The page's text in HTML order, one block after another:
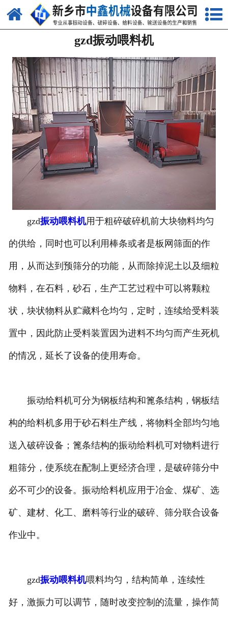
网站首页
产品中心
新闻中心
生产现场
视频中心
资质荣誉
gzd振动喂料机
gzd振动喂料机用于粗碎破碎机前大块物料均匀
的供给，同时也可以利用棒条或者是板网筛面的作
用，从而达到预筛分的功能，从而除掉泥土以及细粒
物料，在石料，砂石，生产工艺过程中可以将颗粒
状，块状物料从贮藏料仓均匀，定时，连续给受料装
置中，因此防止受料装置因为进料不均匀而产生死机
的情况，延长了设备的使用寿命。
振动给料机可分为钢板结构和篦条结构，钢板结
构的给料机多用于砂石料生产线，将物料全部均匀地
送入破碎设备；篦条结构的振动给料机可对物料进行
粗筛分，使系统在配制上更经济合理，是破碎筛分中
必不可少的设备。振动给料机应用于冶金、煤矿、选
矿、建材、化工、磨料等行业的破碎、筛分联合设备
作业中。
gzd振动喂料机喂料均匀，结构简单，连续性
好，激振力可以调节，随时改变控制的流量，操作简